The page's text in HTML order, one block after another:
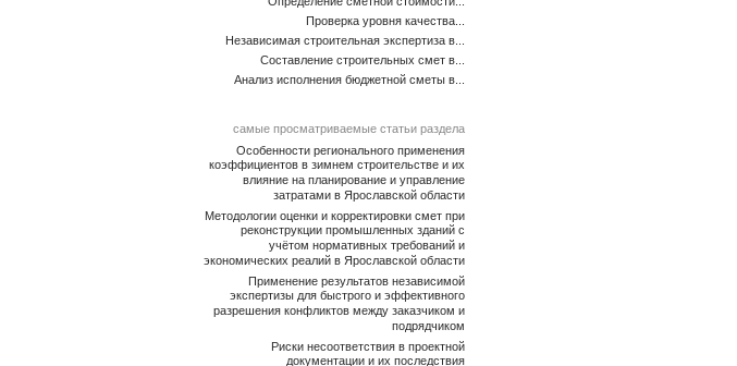
Проверка уровня качества...
Независимая строительная экспертиза в...
Составление строительных смет в...
Анализ исполнения бюджетной сметы в...
самые просматриваемые статьи раздела
Особенности регионального применения
коэффициентов в зимнем строительстве и их
влияние на планирование и управление
затратами в Ярославской области
Методологии оценки и корректировки смет при
реконструкции промышленных зданий с
учётом нормативных требований и
экономических реалий в Ярославской области
Применение результатов независимой
экспертизы для быстрого и эффективного
разрешения конфликтов между заказчиком и
подрядчиком
Риски несоответствия в проектной
документации и их последствия